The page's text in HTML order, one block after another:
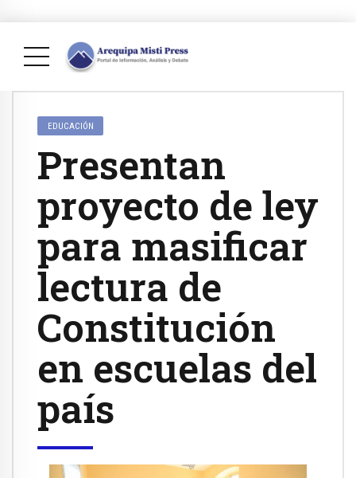
EDUCACIÓN
Presentan
proyecto de ley
para masificar
lectura de
Constitución
en escuelas del
país